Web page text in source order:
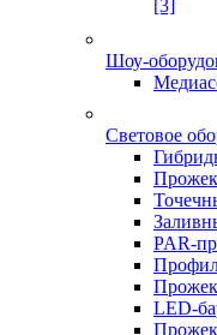
[3]
Шоу-
Световое
PAR-
LED-